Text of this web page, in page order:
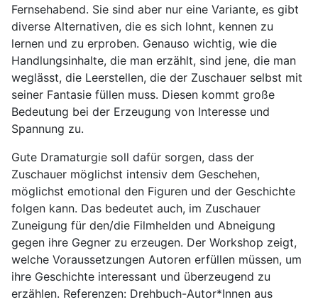
Fernsehabend. Sie sind aber nur eine Variante, es gibt
diverse Alternativen, die es sich lohnt, kennen zu
lernen und zu erproben. Genauso wichtig, wie die
Handlungsinhalte, die man erzählt, sind jene, die man
weglässt, die Leerstellen, die der Zuschauer selbst mit
seiner Fantasie füllen muss. Diesen kommt große
Bedeutung bei der Erzeugung von Interesse und
Spannung zu.
Gute Dramaturgie soll dafür sorgen, dass der
Zuschauer möglichst intensiv dem Geschehen,
möglichst emotional den Figuren und der Geschichte
folgen kann. Das bedeutet auch, im Zuschauer
Zuneigung für den/die Filmhelden und Abneigung
gegen ihre Gegner zu erzeugen. Der Workshop zeigt,
welche Voraussetzungen Autoren erfüllen müssen, um
ihre Geschichte interessant und überzeugend zu
erzählen. Referenzen: Drehbuch-Autor*Innen aus